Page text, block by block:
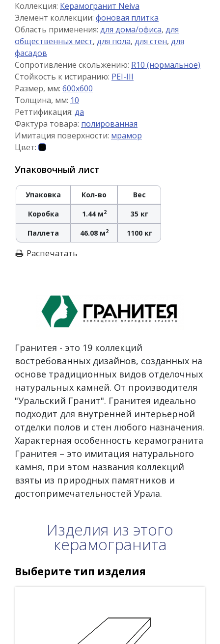
Коллекция: Керамогранит Neiva
Элемент коллекции: фоновая плитка
Область применения: для дома/офиса, для
общественных мест, для пола, для стен, для
фасадов
Сопротивление скольжению: R10 (нормальное)
Стойкость к истиранию: PEI-III
Размер, мм: 600x600
Толщина, мм: 10
Реттификация: да
Фактура товара: полированная
Имитация поверхности: мрамор
Цвет:
Упаковочный лист
Упаковка Кол-во Вес
Коробка 1.44 м2 35 кг
Паллета 46.08 м2 1100 кг
Распечатать
Гранитея - это 19 коллекций
востребованных дизайнов, созданных на
основе традиционных видов отделочных
натуральных камней. От производителя
"Уральский Гранит". Гранитея идеально
подходит для внутренней интерьерной
отделки полов и стен любого назначения.
Характерная особенность керамогранита
Гранитея – это имитация натурального
камня, при этом названия коллекций
взяты из природных памятников и
достопримечательностей Урала.
Изделия из этого
керамогранита
Выберите тип изделия